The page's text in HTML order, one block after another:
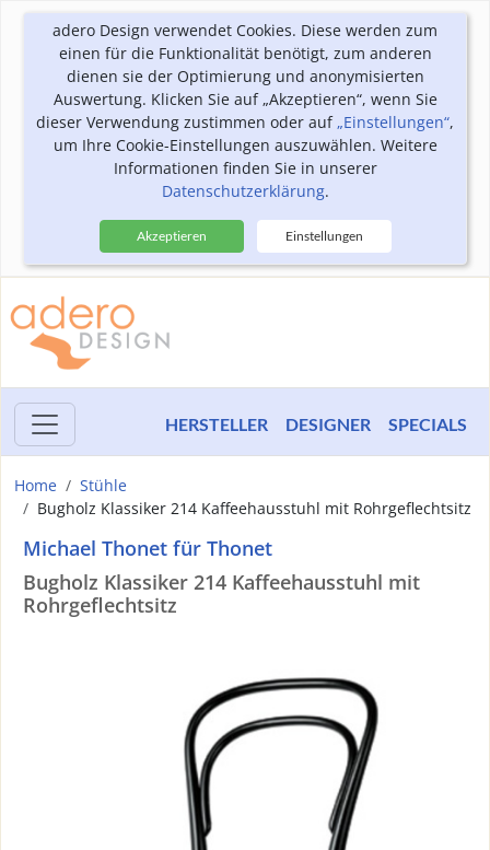
adero Design verwendet Cookies. Diese werden zum
einen für die Funktionalität benötigt, zum anderen
dienen sie der Optimierung und anonymisierten
Auswertung. Klicken Sie auf „Akzeptieren“, wenn Sie
dieser Verwendung zustimmen oder auf„Einstellungen“,
um Ihre Cookie-Einstellungen auszuwählen. Weitere
Informationen finden Sie in unserer
Datenschutzerklärung.
Akzeptieren Einstellungen
HERSTELLER DESIGNER SPECIALS
Home
Stühle
Bugholz Klassiker 214 Kaffeehausstuhl mit Rohrgeflechtsitz
Michael Thonet für Thonet
Bugholz Klassiker 214 Kaffeehausstuhl mit
Rohrgeflechtsitz